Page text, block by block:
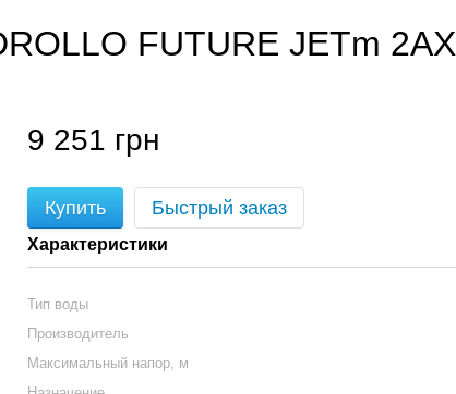
FUTURE JETm 2AX
9 251 грн
Купить Быстрый заказ
Характеристики
Тип воды
Производитель
Максимальный напор, м